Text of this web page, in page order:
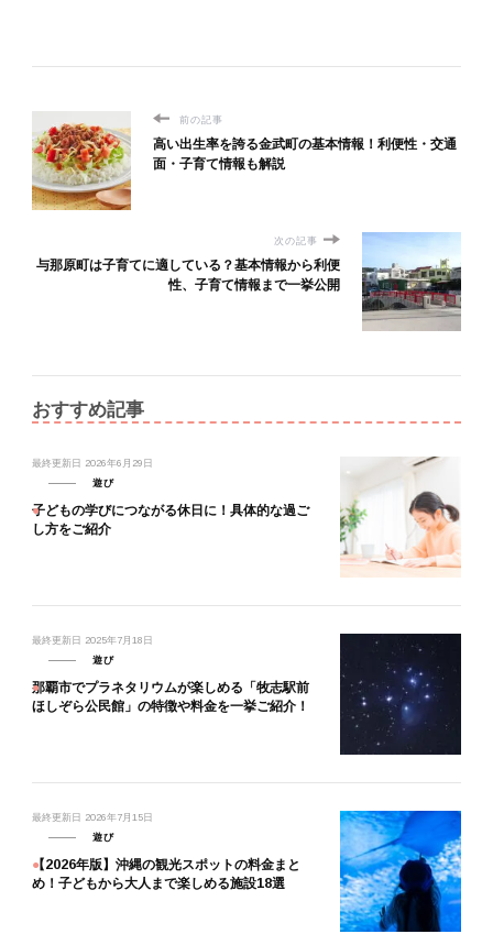
前の記事
高い出生率を誇る金武町の基本情報！利便性・交通
面・子育て情報も解説
次の記事
与那原町は子育てに適している？基本情報から利便
性、子育て情報まで一挙公開
おすすめ記事
最終更新日 2026年6月29日
遊び
子どもの学びにつながる休日に！具体的な過ご
し方をご紹介
最終更新日 2025年7月18日
遊び
那覇市でプラネタリウムが楽しめる「牧志駅前
ほしぞら公民館」の特徴や料金を一挙ご紹介！
最終更新日 2026年7月15日
遊び
【2026年版】沖縄の観光スポットの料金まと
め！子どもから大人まで楽しめる施設18選